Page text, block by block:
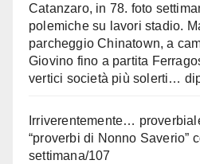
Catanzaro, in 78. foto
polemiche su lavori stadio.
parcheggio Chinatown, a
Giovino fino a partita
vertici società più solerti…
Irriverentemente…
“proverbi di Nonno Saverio”
settimana/107